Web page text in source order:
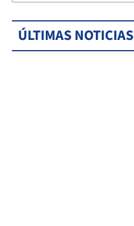
ÚLTIMAS NOTICIAS